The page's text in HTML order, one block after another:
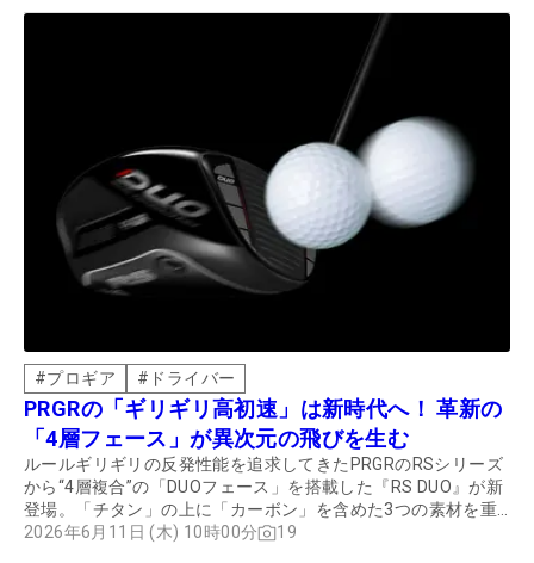
#プロギア # ドライバー
PRGRの「ギリギリ高初速」は新時代へ！ 革新の
「4層フェース」が異次元の飛びを生む
ルールギリギリの反発性能を追求してきたPRGRのRSシリーズ
から“4層複合”の「DUOフェース」を搭載した『RS DUO』が新
登場。「チタン」の上に「カーボン」を含めた3つの素材を重
ねる独自の4層構造設計でかつてない弾きを実現し、PRGR RS
2026年6月11日 (木) 10時00分 19